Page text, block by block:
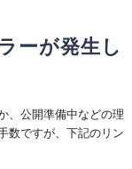
ーが発生し
、公開準備中などの理
数ですが、下記のリン